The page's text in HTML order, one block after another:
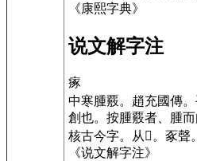
《康熙字典》
说文解字注
瘃
中寒腫覈。 趙充國傳
創也。按腫覈者、腫
核古今字。
从𤕫。豖聲。
《说文解字注》